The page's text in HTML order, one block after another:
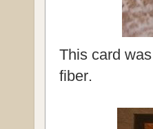
This card
fiber.